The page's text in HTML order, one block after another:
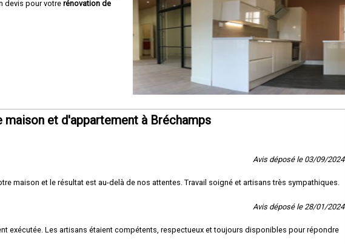
devis pour votre rénovation de
maison et d'appartement à Bréchamps
Avis déposé le 03/09/2024
maison et le résultat est au-delà de nos attentes. Travail soigné et artisans très sympathiques.
Avis déposé le 28/01/2024
exécutée. Les artisans étaient compétents, respectueux et toujours disponibles pour répondre